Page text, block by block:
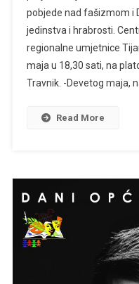
pobjede nad fašizmom i
jedinstva i hrabrosti.
regionalne umjetnice
maja u 18,30 sati, na
Travnik. -Devetog maja,
Read More